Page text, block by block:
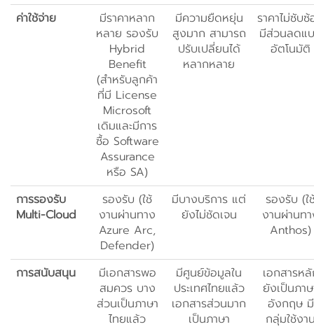
ค่าใช้จ่าย
มีราคาหลาก
หลาย รองรับ
Hybrid
Benefit
(สำหรับลูกค้า
ที่มี License
Microsoft
เดิมและมีการ
ซื้อ Software
Assurance
หรือ SA)
มีความยืดหยุ่น
สูงมาก สามารถ
ปรับเปลี่ยนได้
หลากหลาย
ราคาไม่ซับ
มีส่วนลดแ
อัตโนมัติ
การรองรับ
Multi-Cloud
รองรับ (ใช้
งานผ่านทาง
Azure Arc,
Defender)
มีบางบริการ แต่
ยังไม่ชัดเจน
รองรับ (ใ
งานผ่านท
Anthos)
การสนับสนุน
มีเอกสารพอ
สมควร บาง
ส่วนเป็นภาษา
ไทยแล้ว
มีศูนย์ข้อมูลใน
ประเทศไทยแล้ว
เอกสารส่วนมาก
เป็นภาษา
เอกสารห
ยังเป็นภา
อังกฤษ มี
กลุ่มใช้งา